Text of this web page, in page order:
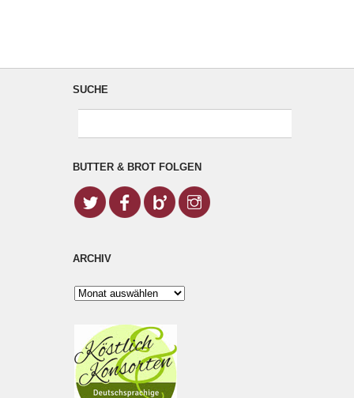
SUCHE
BUTTER & BROT FOLGEN
ARCHIV
Archiv